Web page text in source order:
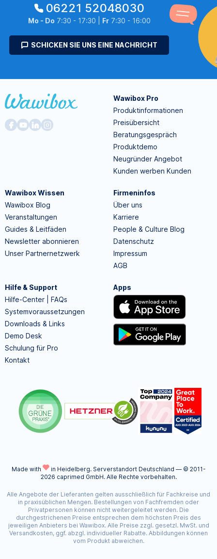
06221 52048030
Mo - Do 7:30 - 17:30 | Fr7:30 - 16:00
SCHICKEN SIE UNS EINE NACHRICHT
Wawibox Pro
Produktinformationen
Preisübersicht
Beratungsgespräch
Produktdemo
Neugründer Angebot
Kunden werben Kunden
Wawibox Wissen
Wawibox Blog
Veranstaltungen
Guides & Leitfäden
Newsletter abonnieren
Unser Partnernetzwerk
Firmeninfos
Über uns
Karriere
People & Culture Blog
Datenschutz
Impressum
AGB
Hilfe & Support
Hilfe-Center | FAQs
Systemvoraussetzungen
Downloads & Links
Demo Desk
Schulung für Pro
Kontakt
Apps
Made with in Heidelberg. Serverstandort Deutschland — © 2011-
2026 caprimed GmbH. Alle Rechte vorbehalten.
Alle Angebote der Lieferanten gelten ausschließlich für Fachkreise und
in praxisüblichen Mengen. Bestellungen von Fachfremden oder
Privatpersonen können nicht weitergeleitet werden. Die
durchgestrichenen Preise entsprechen dem höchsten Preis des
jeweiligen Anbieters bei Wawibox. Alle Preise zzgl. gesetzl. MwSt. und
Versandkosten, ggf. abzgl. individueller Rabatte. Abbildungen können
vom Produkt abweichen.